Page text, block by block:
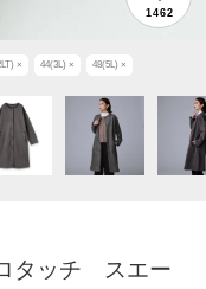
× 44(3L) × 48(5L) ×
1462
タッチ スエー